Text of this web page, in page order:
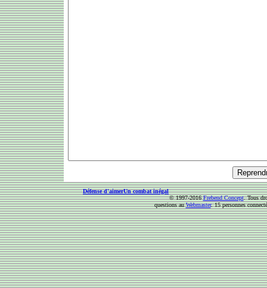
Défense d'aimerUn combat inégal
© 1997-2016Frebend Concept. Tous
questions auWebmaster. 15 personnes